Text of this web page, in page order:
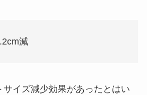
減
サイズ減少効果があったとはい